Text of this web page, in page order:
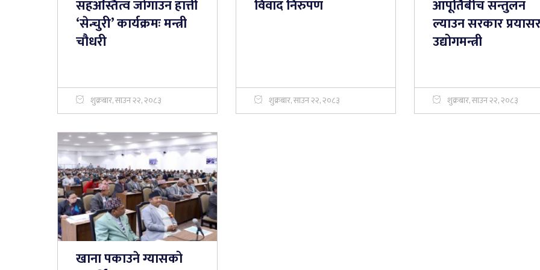
सहअस्तित्व जोगाउन हात्ती
‘सेन्चुरी’ कार्यक्रमः मन्त्री
चौधरी
शुक्रबार, साउन २२, २०८३
विवाद निरुपण
शुक्रबार, साउन २२, २०८३
आपूर्तिबीच सन्तुलन
ल्याउन सरकार
उद्योगमन्त्री
शुक्रबार, साउन २२, २०८३
खाना पकाउने ग्यासको